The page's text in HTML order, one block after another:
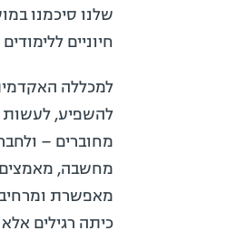
חיוניים
למכללה
להשפיע, לעשות
מחוברים –
מחשבה, מאמצים
מאפשרת
כיתה רגילים